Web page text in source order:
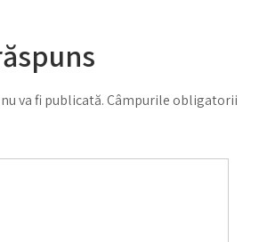
va fi publicată.Câmpurile obligatorii